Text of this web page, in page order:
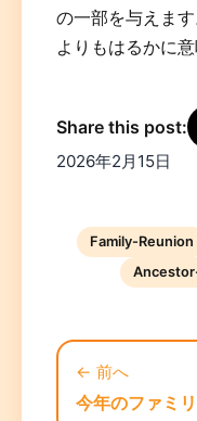
の一部を与えま
よりもはるかに
Share this post:
2026年2月15日
Family-Reunion
← 前へ
今年のファミ